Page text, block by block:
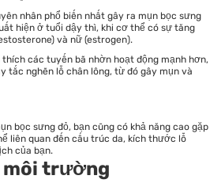
nhân phổ biến nhất gây ra mụn bọc sưng
hiện ở tuổi dậy thì, khi cơ thể có sự tăng
và nữ (estrogen).
các tuyến bã nhờn hoạt động mạnh hơn,
tắc nghẽn lỗ chân lông, từ đó gây mụn và
bọc sưng đỏ, bạn cũng có khả năng cao gặp
liên quan đến cấu trúc da, kích thước lỗ
của bạn.
môi trường